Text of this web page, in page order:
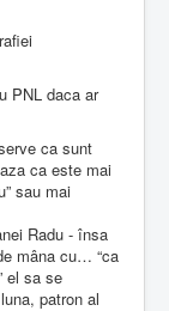
PNL daca ar
ca sunt
ca este mai
sau mai
Radu - însa
mâna cu… “ca
el sa se
patron al